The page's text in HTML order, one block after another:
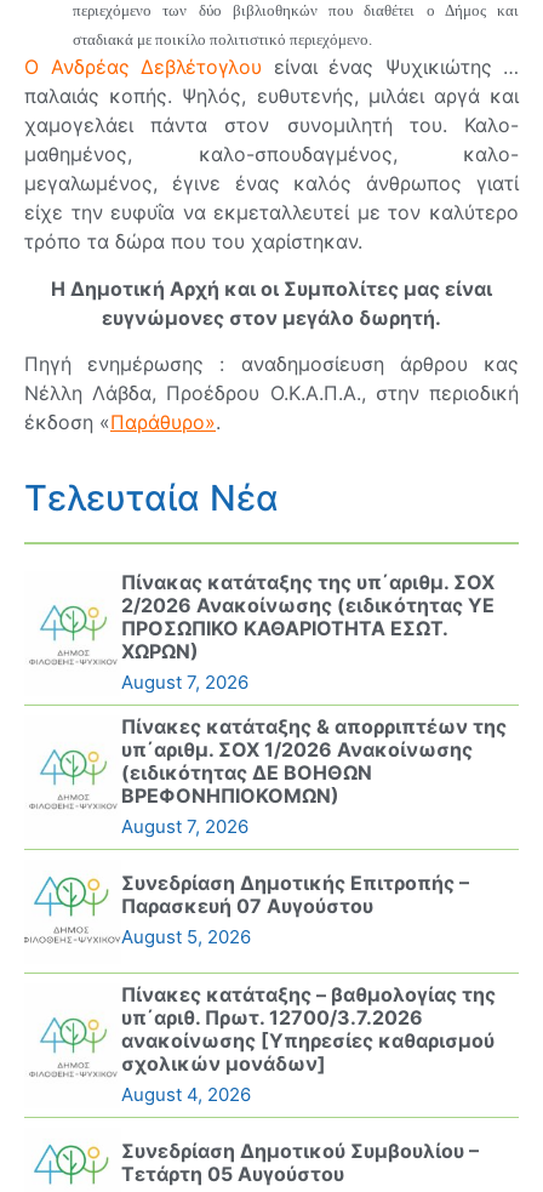
περιεχόμενο των δύο βιβλιοθηκών που διαθέτει ο Δήμος και
σταδιακά με ποικίλο πολιτιστικό περιεχόμενο.
Ο Ανδρέας Δεβλέτογλου είναι ένας Ψυχικιώτης …
παλαιάς κοπής. Ψηλός, ευθυτενής, μιλάει αργά και
χαμογελάει πάντα στον συνομιλητή του. Καλο-
μαθημένος, καλο-σπουδαγμένος, καλο-
μεγαλωμένος, έγινε ένας καλός άνθρωπος γιατί
είχε την ευφυΐα να εκμεταλλευτεί με τον καλύτερο
τρόπο τα δώρα που του χαρίστηκαν.
Η Δημοτική Αρχή και οι Συμπολίτες μας είναι
ευγνώμονες στον μεγάλο δωρητή.
Πηγή ενημέρωσης : αναδημοσίευση άρθρου κας
Νέλλη Λάβδα, Προέδρου Ο.Κ.Α.Π.Α., στην περιοδική
έκδοση «Παράθυρο».
Τελευταία Νέα
Πίνακας κατάταξης της υπ΄αριθμ. ΣΟΧ
2/2026 Ανακοίνωσης (ειδικότητας ΥΕ
ΠΡΟΣΩΠΙΚΟ ΚΑΘΑΡΙΟΤΗΤΑ ΕΣΩΤ.
ΧΩΡΩΝ)
August 7, 2026
Πίνακες κατάταξης & απορριπτέων της
υπ΄αριθμ. ΣΟΧ 1/2026 Ανακοίνωσης
(ειδικότητας ΔΕ ΒΟΗΘΩΝ
ΒΡΕΦΟΝΗΠΙΟΚΟΜΩΝ)
August 7, 2026
Συνεδρίαση Δημοτικής Επιτροπής –
Παρασκευή 07 Αυγούστου
August 5, 2026
Πίνακες κατάταξης – βαθμολογίας της
υπ΄αριθ. Πρωτ. 12700/3.7.2026
ανακοίνωσης [Υπηρεσίες καθαρισμού
σχολικών μονάδων]
August 4, 2026
Συνεδρίαση Δημοτικού Συμβουλίου –
Τετάρτη 05 Αυγούστου